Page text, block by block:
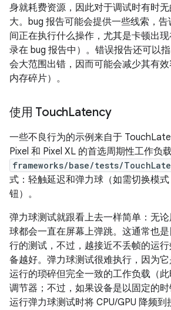
身就耗费资源，因此对于调试时有时
大。bug 报告可能会提供一些线索，
间正在执行什么操作，尤其是卡顿出
录在 bug 报告中）。错误报告还可以
会大范围出错，因而可能会减少其有
内存碎片）。
使用 TouchLatency
一些不良行为的示例来自于
Pixel 和 Pixel XL 的首选周期性工作负
frameworks/base/tests/
式：轻触延迟和弹力球（如需切换模
钮）。
弹力球测试就跟看上去一样简单：无论
球都会一直在屏幕上弹跳。这通常也是
行的测试，不过，越接近不丢帧的运
备越好。弹力球测试很难执行，因为
运行的琐碎但完全一致的工作负载（
调节器；不过，如果设备是以固定的
运行弹力球测试时将 CPU/GPU 降频